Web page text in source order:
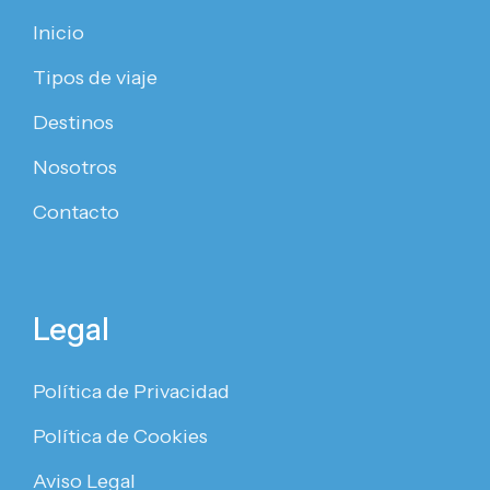
Inicio
Tipos de viaje
Destinos
Nosotros
Contacto
Legal
Política de Privacidad
Política de Cookies
Aviso Legal